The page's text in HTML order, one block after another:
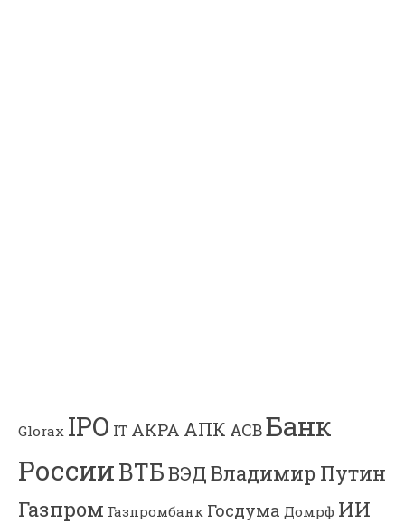
Glorax IPO IT АКРА АПК АСВБанк
РоссииВТБВЭДВладимир Путин
Газпром Газпромбанк Госдума Домрф ИИ